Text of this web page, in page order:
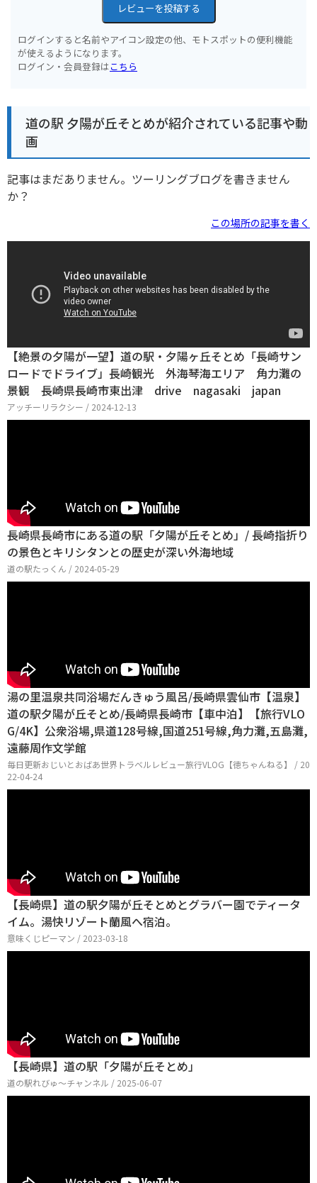
レビューを投稿する
ログインすると名前やアイコン設定の他、モトスポットの便利機能
が使えるようになります。
ログイン・会員登録はこちら
道の駅 夕陽が丘そとめが紹介されている記事や動
画
記事はまだありません。ツーリングブログを書きません
か？
この場所の記事を書く
【絶景の夕陽が一望】道の駅・夕陽ヶ丘そとめ「長崎サン
ロードでドライブ」長崎観光 外海琴海エリア 角力灘の
景観 長崎県長崎市東出津 drive nagasaki japan
アッチーリラクシー / 2024-12-13
長崎県長崎市にある道の駅「夕陽が丘そとめ」/ 長崎指折り
の景色とキリシタンとの歴史が深い外海地域
道の駅たっくん / 2024-05-29
湯の里温泉共同浴場だんきゅう風呂/長崎県雲仙市【温泉】
道の駅夕陽が丘そとめ/長崎県長崎市【車中泊】【旅行VLO
G/4K】公衆浴場,県道128号線,国道251号線,角力灘,五島灘,
遠藤周作文学館
毎日更新おじいとおばあ世界トラベルレビュー旅行VLOG【徳ちゃんねる】 / 20
22-04-24
【長崎県】道の駅夕陽が丘そとめとグラバー園でティータ
イム。湯快リゾート蘭風へ宿泊。
意味くじピーマン / 2023-03-18
【長崎県】道の駅「夕陽が丘そとめ」
道の駅れびゅ〜チャンネル / 2025-06-07